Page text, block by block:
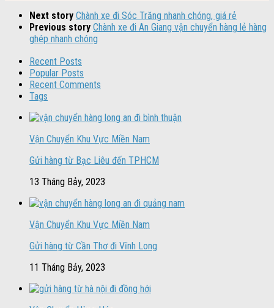
Next story Chành xe đi Sóc Trăng nhanh chóng, giá rẻ
Previous story Chành xe đi An Giang vận chuyển hàng lẻ hàng
ghép nhanh chóng
Recent Posts
Popular Posts
Recent Comments
Tags
Vận Chuyển Khu Vực Miền Nam
Gửi hàng từ Bạc Liêu đến TPHCM
13 Tháng Bảy, 2023
Vận Chuyển Khu Vực Miền Nam
Gửi hàng từ Cần Thơ đi Vĩnh Long
11 Tháng Bảy, 2023